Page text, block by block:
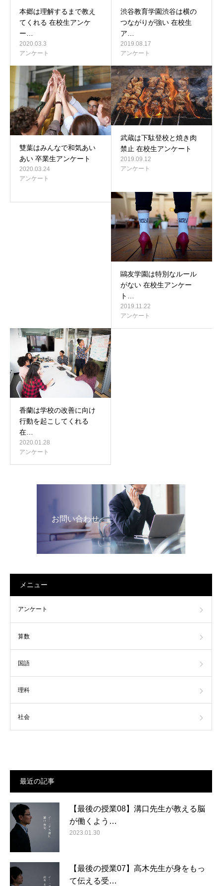
本郷は理解するまで教え
てくれる 在校生アンケ
ー…
2020.03.3
アンケート
渋谷教育学園渋谷は横の
つながりが強い 在校生
ア…
2019.08.17
アンケート
雙葉はみんなで和気あい
あい 卒業生アンケート
2020.03.24
アンケート
武蔵は下駄登校と焼き肉
禁止 在校生アンケート
2019.09.12
アンケート
鷗友学園は特別なルール
がない 在校生アンケー
ト…
2019.11.22
アンケート
香蘭は学校の改善に向け
行動を起こしてくれる
在…
2020.01.28
アンケート
お問い合わせ
メニュー
アンケート
算数
国語
理科
社会
最近の記事
【最後の授業08】溝口先生が教える脳
が働くよう…
2023.01.30
【最後の授業07】高木先生が身をもっ
て伝える受…